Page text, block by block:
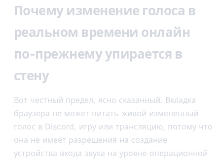
Почему изменение голоса в
реальном времени онлайн
по-прежнему упирается в
стену
Вот честный предел, ясно сказанный. Вкладка
браузера не может питать живой измененный
голос в Discord, игру или трансляцию, потому что
она не имеет разрешения на создание
устройства входа звука на уровне операционной